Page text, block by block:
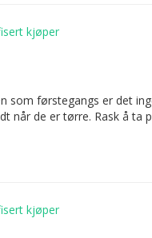
som førstegangs er det
når de er tørre. Rask å ta